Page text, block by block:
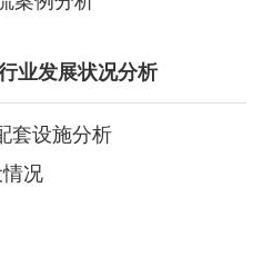
业发展状况分析
套设施分析
情况